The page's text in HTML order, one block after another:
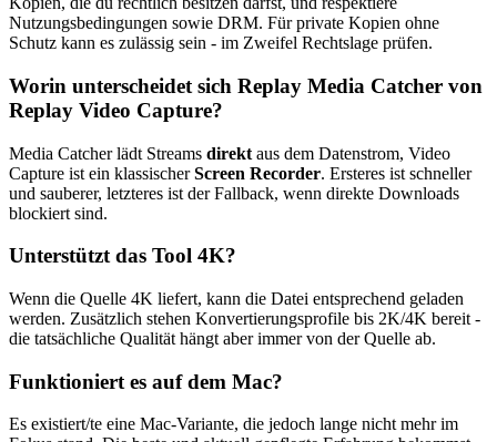
Nutzungsbedingungen sowie DRM. Für private Kopien ohne
Schutz kann es zulässig sein - im Zweifel Rechtslage prüfen.
Worin unterscheidet sich Replay Media Catcher von
Replay Video Capture?
Media Catcher lädt Streams direkt aus dem Datenstrom, Video
Capture ist ein klassischerScreen Recorder. Ersteres ist schneller
und sauberer, letzteres ist der Fallback, wenn direkte Downloads
blockiert sind.
Unterstützt das Tool 4K?
Wenn die Quelle 4K liefert, kann die Datei entsprechend geladen
werden. Zusätzlich stehen Konvertierungsprofile bis 2K/4K bereit -
die tatsächliche Qualität hängt aber immer von der Quelle ab.
Funktioniert es auf dem Mac?
Es existiert/te eine Mac-Variante, die jedoch lange nicht mehr im